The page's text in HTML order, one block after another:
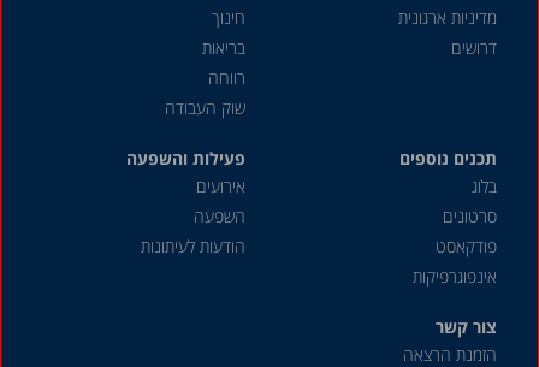
מדיניות ארגונית
דרושים
חינוך
בריאות
רווחה
שוק העבודה
תכנים נוספים
בלוג
סרטונים
פודקאסט
אינפוגרפיקות
פעילות והשפעה
אירועים
השפעה
הודעות לעיתונות
צור קשר
הזמנת הרצאה